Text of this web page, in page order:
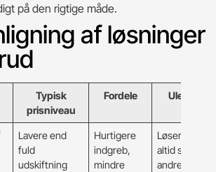
på den rigtige måde.
af løsninger
Typisk
prisniveau
Fordele Ulemper
Lavere end
fuld
udskiftning
Hurtigere
indgreb,
mindre
Løser ikke
altid slid
andre steder